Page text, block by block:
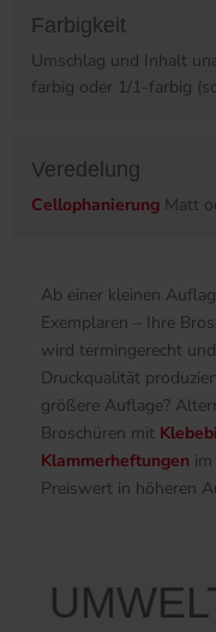
Farbigkeit
Umschlag und Inhalt
farbig oder 1/1-farbig
Veredelung
Cellophanierung Matt
Ab einer kleinen
Exemplaren – Ihre
wird termingerecht
Druckqualität
größere Auflage?
Broschüren mit
Klammerheftungen
Preiswert in höheren